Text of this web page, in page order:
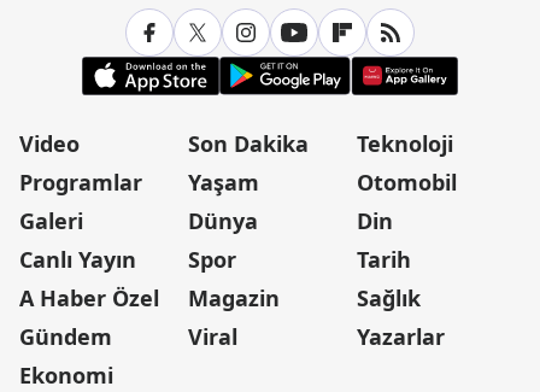
Video
Programlar
Galeri
Canlı Yayın
A Haber Özel
Gündem
Ekonomi
Son Dakika
Yaşam
Dünya
Spor
Magazin
Viral
Teknoloji
Otomobil
Din
Tarih
Sağlık
Yazarlar